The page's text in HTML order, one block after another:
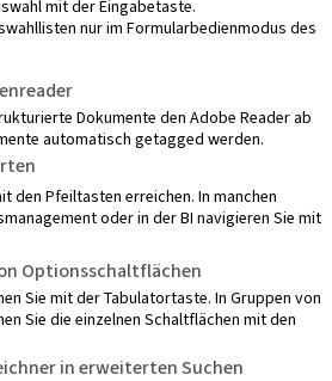
mit der Eingabetaste.
nur im Formularbedienmodus des
Dokumente den Adobe Reader ab
automatisch getagged werden.
den Pfeiltasten erreichen. In manchen
oder in der BI navigieren Sie mit
Optionsschaltflächen
Sie mit der Tabulatortaste. In Gruppen von
Sie die einzelnen Schaltflächen mit den
in erweiterten Suchen